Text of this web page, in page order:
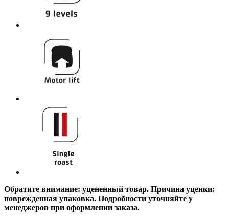
Обратите внимание: уцененный товар. Причина уценки:
поврежденная упаковка. Подробности уточняйте у
менеджеров при оформлении заказа.